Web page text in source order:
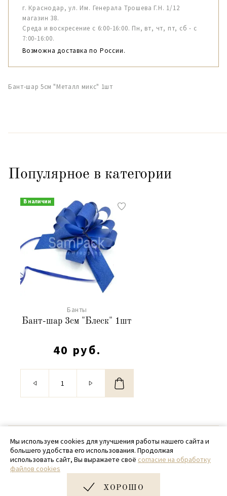
г. Краснодар, ул. Им. Генерала Трошева Г.Н. 1/12
магазин 38.
Среда и воскресение с 6:00-16:00. Пн, вт, чт, пт, сб - с
7:00-16:00.
Возможна доставка по России.
Бант-шар 5см "Металл микс" 1шт
Популярное в категории
В наличии
Банты
Бант-шар 3см "Блеск" 1шт
40 руб.
© 2020 - 2026 SamPack
+ 7 (918) 699-97-87
zakaz@sampack.store
Дизайн и разработка сайта
Мы используем cookies для улучшения работы нашего сайта и
большего удобства его использования. Продолжая
использовать сайт, Вы выражаете своё согласие на обработку
файлов cookies
ХОРОШО